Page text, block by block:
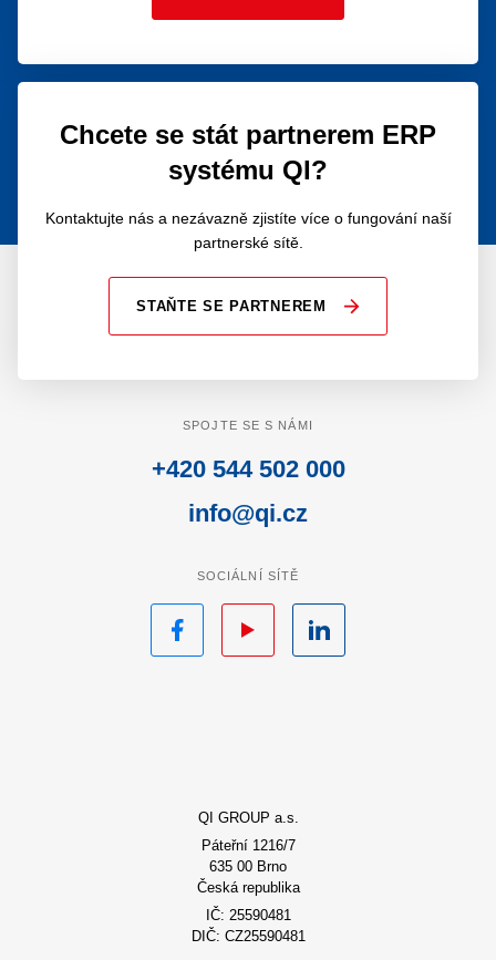
Chcete se stát partnerem ERP
systému QI?
Kontaktujte nás a nezávazně zjistíte více o fungování naší
partnerské sítě.
STAŇTE SE PARTNEREM
QI GROUP a.s.
Páteřní 1216/7
635 00 Brno
Česká republika
IČ: 25590481
DIČ: CZ25590481
SPOJTE SE S NÁMI
+420 544 502 000
info@qi.cz
SOCIÁLNÍ SÍTĚ
Facebook